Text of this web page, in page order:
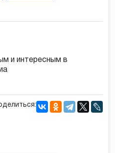
и интересным в